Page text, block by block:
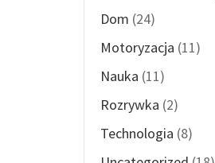
Dom (24)
Motoryzacja (11)
Nauka (11)
Rozrywka (2)
Technologia (8)